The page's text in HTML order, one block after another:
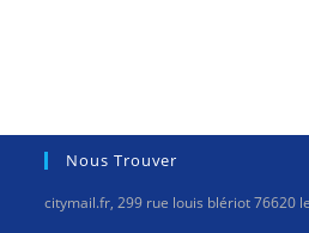
Nous Trouver
citymail.fr, 299 rue louis blériot 76620